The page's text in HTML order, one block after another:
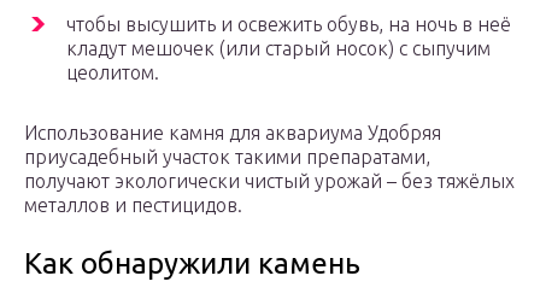
чтобы высушить и освежить обувь, на ночь в неё
кладут мешочек (или старый носок) с сыпучим
цеолитом.
Использование камня для аквариума Удобряя
приусадебный участок такими препаратами,
получают экологически чистый урожай – без тяжёлых
металлов и пестицидов.
Как обнаружили камень